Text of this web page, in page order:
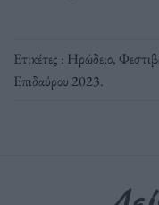
Ετικέτες : Ηρώδειο,
Επιδαύρου 2023.